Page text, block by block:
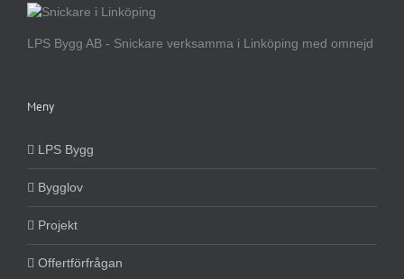
LPS Bygg AB - Snickare verksamma i Linköping med omnejd
Meny
LPS Bygg
Bygglov
Projekt
Offertförfrågan